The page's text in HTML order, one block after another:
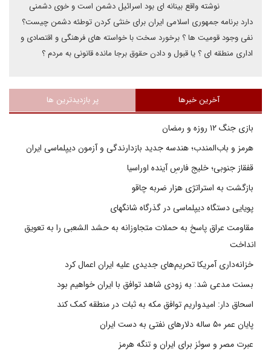
نوشته واقع بینانه ای بود اسرائیل دشمن است و خوی دشمنی
دارد برنامه جمهوری اسلامی ایران برای خنثی کردن توطئه دشمن چیست؟
نفی وجود قومیت ها ؟ برخورد سخت با خواسته های فرهنگی و اقتصادی و
اداری منطقه ای ؟ یا قبول و دادن حقوق برجا مانده قانونی به مردم ؟
آخرین خبرها پر بازدیدترین ها
بازی جنگ ۱۲ روزه و رمضان
هرمز و باب‌المندب؛ هندسه جدید بازدارندگی و آزمون دیپلماسی ایران
قفقاز جنوبی؛ خلیج فارسِ آینده اوراسیا
بازگشت به استراتژی هزار ضربه چاقو
پویایی دستگاه دیپلماسی در گذرگاه شانگهای
مقاومت عراق پاسخ به حملات متجاوزانه به حشد الشعبی را به تعویق
انداخت
خزانه‌داری آمریکا تحریم‌های جدیدی علیه ایران اعمال کرد
بسنت مدعی شد: به زودی شاهد توافق با ایران خواهیم بود
اسحاق دار: امیدواریم توافق مکه به ثبات در منطقه کمک کند
پایان عمر ۵۰ ساله دلارهای نفتی به دست ایران
عبرت مصر و سوئز برای ایران و تنگه هرمز